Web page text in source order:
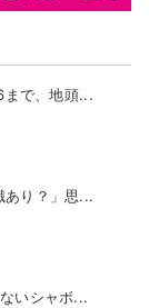
まで、地頭...
あり？」思...
いシャボ...